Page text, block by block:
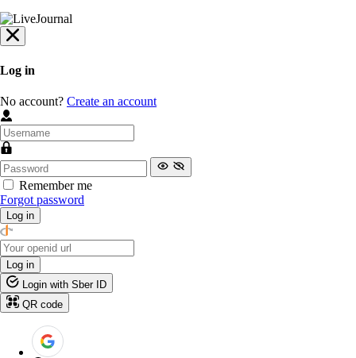
Log in
No account? Create an account
Remember me
Forgot password
Log in
Log in
Login with Sber ID
QR code